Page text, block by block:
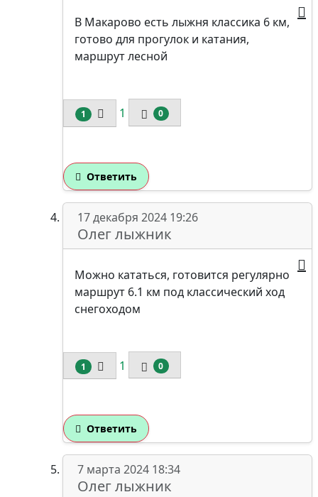
В Макарово есть лыжня классика 6 км,
готово для прогулок и катания,
маршрут лесной
1 1 0
Ответить
17 декабря 2024 19:26
Олег лыжник
Можно кататься, готовится регулярно
маршрут 6.1 км под классический ход
снегоходом
1 1 0
Ответить
7 марта 2024 18:34
Олег лыжник